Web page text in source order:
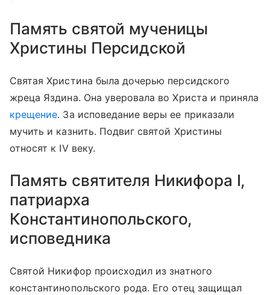
Память святой мученицы
Христины Персидской
Святая Христина была дочерью персидского
жреца Яздина. Она уверовала во Христа и приняла
крещение. За исповедание веры ее приказали
мучить и казнить. Подвиг святой Христины
относят к IV веку.
Память святителя Никифора I,
патриарха
Константинопольского,
исповедника
Святой Никифор происходил из знатного
константинопольского рода. Его отец защищал